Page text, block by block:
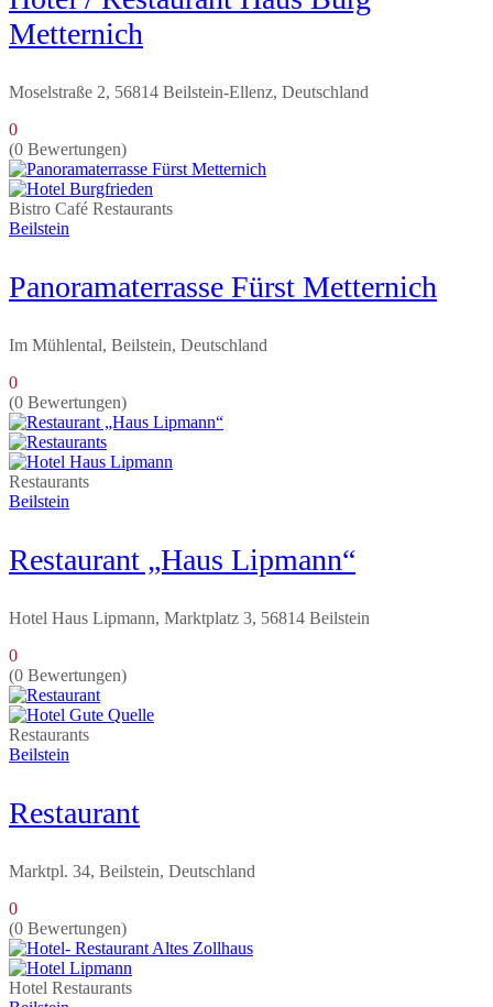
Metternich
Moselstraße 2, 56814 Beilstein-Ellenz, Deutschland
0
(0 Bewertungen)
Bistro Café Restaurants
Beilstein
Panoramaterrasse Fürst Metternich
Im Mühlental, Beilstein, Deutschland
0
(0 Bewertungen)
Restaurants
Beilstein
Restaurant „Haus Lipmann“
Hotel Haus Lipmann, Marktplatz 3, 56814 Beilstein
0
(0 Bewertungen)
Restaurants
Beilstein
Restaurant
Marktpl. 34, Beilstein, Deutschland
0
(0 Bewertungen)
Hotel Restaurants